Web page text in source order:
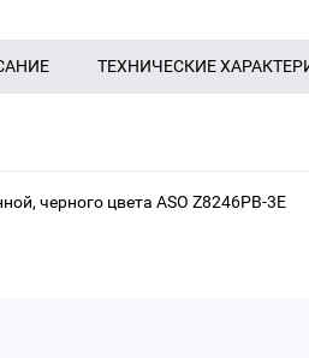
ТЕХНИЧЕСКИЕ
черного цвета ASO Z8246PB-3E